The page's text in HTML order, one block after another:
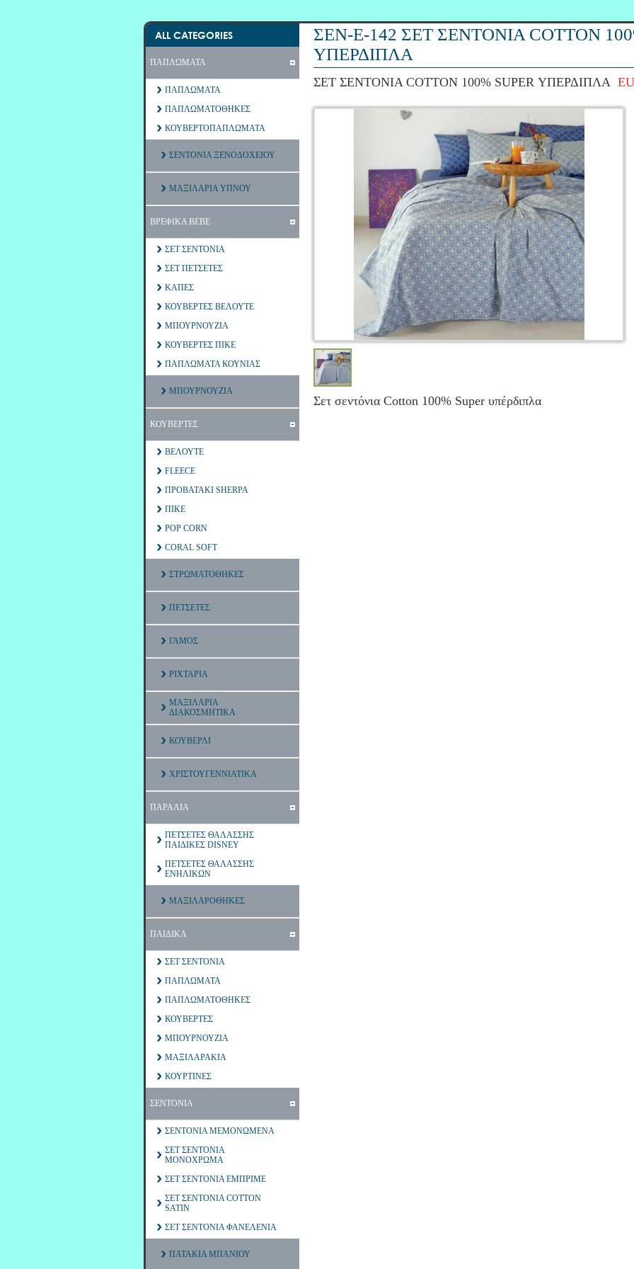
ALL CATEGORIES
ΠΑΠΛΩΜΑΤΑ
ΠΑΠΛΩΜΑΤΑ
ΠΑΠΛΩΜΑΤΟΘΗΚΕΣ
ΚΟΥΒΕΡΤΟΠΑΠΛΩΜΑΤΑ
ΣΕΝΤΟΝΙΑ ΞΕΝΟΔΟΧΕΙΟΥ
ΜΑΞΙΛΑΡΙΑ ΥΠΝΟΥ
ΒΡΕΦΙΚΑ ΒΕΒΕ
ΣΕΤ ΣΕΝΤΟΝΙΑ
ΣΕΤ ΠΕΤΣΕΤΕΣ
ΚΑΠΕΣ
ΚΟΥΒΕΡΤΕΣ ΒΕΛΟΥΤΕ
ΜΠΟΥΡΝΟΥΖΙΑ
ΚΟΥΒΕΡΤΕΣ ΠΙΚΕ
ΠΑΠΛΩΜΑΤΑ ΚΟΥΝΙΑΣ
ΜΠΟΥΡΝΟΥΖΙΑ
ΚΟΥΒΕΡΤΕΣ
ΒΕΛΟΥΤΕ
FLEECE
ΠΡΟΒΑΤΑΚΙ SHERPA
ΠΙΚΕ
POP CORN
CORAL SOFT
ΣΤΡΩΜΑΤΟΘΗΚΕΣ
ΠΕΤΣΕΤΕΣ
ΓΑΜΟΣ
ΡΙΧΤΑΡΙΑ
ΜΑΞΙΛΑΡΙΑ
ΔΙΑΚΟΣΜΗΤΙΚΑ
ΚΟΥΒΕΡΛΙ
ΧΡΙΣΤΟΥΓΕΝΝΙΑΤΙΚΑ
ΠΑΡΑΛΙΑ
ΠΕΤΣΕΤΕΣ ΘΑΛΑΣΣΗΣ
ΠΑΙΔΙΚΕΣ DISNEY
ΠΕΤΣΕΤΕΣ ΘΑΛΑΣΣΗΣ
ΕΝΗΛΙΚΩΝ
ΜΑΞΙΛΑΡΟΘΗΚΕΣ
ΠΑΙΔΙΚΑ
ΣΕΤ ΣΕΝΤΟΝΙΑ
ΠΑΠΛΩΜΑΤΑ
ΠΑΠΛΩΜΑΤΟΘΗΚΕΣ
ΚΟΥΒΕΡΤΕΣ
ΜΠΟΥΡΝΟΥΖΙΑ
ΜΑΞΙΛΑΡΑΚΙΑ
ΚΟΥΡΤΙΝΕΣ
ΣΕΝΤΟΝΙΑ
ΣΕΝΤΟΝΙΑ ΜΕΜΟΝΩΜΕΝΑ
ΣΕΤ ΣΕΝΤΟΝΙΑ
ΜΟΝΟΧΡΩΜΑ
ΣΕΤ ΣΕΝΤΟΝΙΑ ΕΜΠΡΙΜΕ
ΣΕΤ ΣΕΝΤΟΝΙΑ COTTON
SATIN
ΣΕΤ ΣΕΝΤΟΝΙΑ ΦΑΝΕΛΕΝΙΑ
ΠΑΤΑΚΙΑ ΜΠΑΝΙΟΥ
ΣΕΝ-Ε-142 ΣΕΤ ΣΕΝΤΟΝΙΑ COTTON
ΥΠΕΡΔΙΠΛΑ
ΣΕΤ ΣΕΝΤΟΝΙΑ COTTON 100% SUPER ΥΠΕΡΔΙΠΛΑ
Σετ σεντόνια Cotton 100% Super υπέρδιπλα